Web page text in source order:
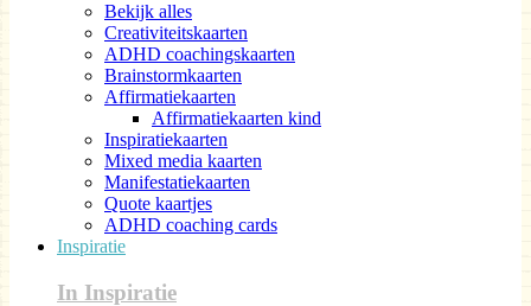
Bekijk alles
Creativiteitskaarten
ADHD coachingskaarten
Brainstormkaarten
Affirmatiekaarten
Affirmatiekaarten kind
Inspiratiekaarten
Mixed media kaarten
Manifestatiekaarten
Quote kaartjes
ADHD coaching cards
Inspiratie
In Inspiratie